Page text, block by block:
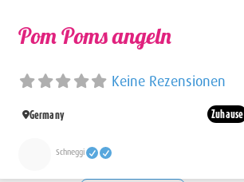
Pom Poms angeln
Keine Rezensionen
Germany Zuhause
Schneggi